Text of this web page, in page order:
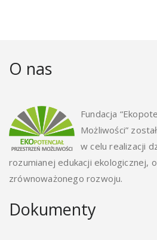
O nas
Fundacja
Możliwości”
w celu realizacji
rozumianej edukacji ekologicznej,
zrównoważonego rozwoju.
Dokumenty